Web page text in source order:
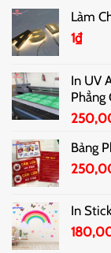
Làm
1₫
In UV
Phẳng
Bảng
In